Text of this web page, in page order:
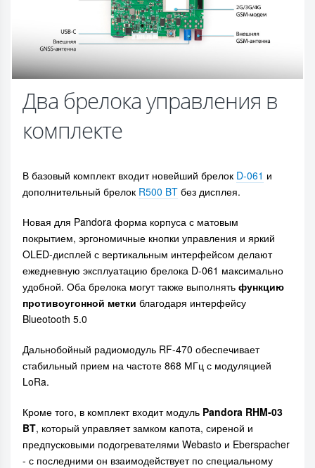
Два брелока управления в
комплекте
В базовый комплект входит новейший брелок D-061 и
дополнительный брелок R500 BT без дисплея.
Новая для Pandora форма корпуса с матовым
покрытием, эргономичные кнопки управления и яркий
OLED-дисплей с вертикальным интерфейсом делают
ежедневную эксплуатацию брелока D-061 максимально
удобной. Оба брелока могут также выполнять функцию
противоугонной метки благодаря интерфейсу
Blueotooth 5.0
Дальнобойный радиомодуль RF-470 обеспечивает
стабильный прием на частоте 868 МГц с модуляцией
LoRa.
Кроме того, в комплект входит модуль Pandora RHM-03
BT, который управляет замком капота, сиреной и
предпусковыми подогревателями Webasto и Eberspacher
- с последними он взаимодействует по специальному